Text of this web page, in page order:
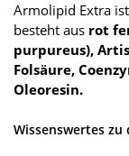
Armolipid Extra
besteht aus rot
purpureus),
Folsäure,
Oleoresin.
Wissenswertes